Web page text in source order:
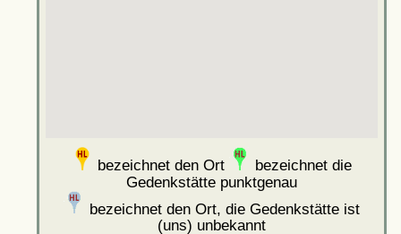
bezeichnet den Ort
bezeichnet die
Gedenkstätte punktgenau
bezeichnet den Ort, die Gedenkstätte ist
(uns) unbekannt